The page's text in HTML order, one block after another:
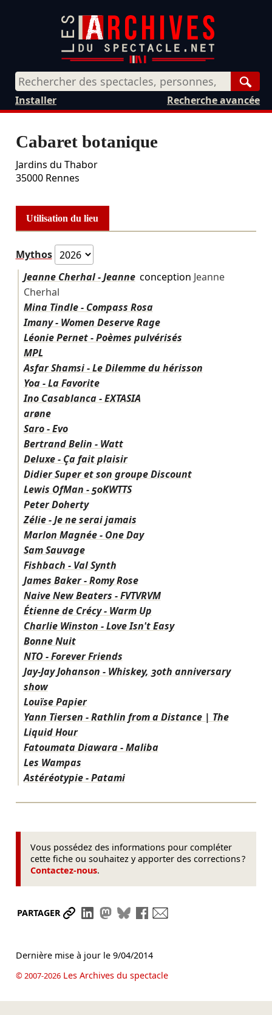
Recherche avancée
Installer
Cabaret botanique
Jardins du Thabor
35000 Rennes
Utilisation du lieu
Mythos
Jeanne Cherhal - Jeanneconception Jeanne
Cherhal
Mina Tindle - Compass Rosa
Imany - Women Deserve Rage
Léonie Pernet - Poèmes pulvérisés
MPL
Asfar Shamsi - Le Dilemme du hérisson
Yoa - La Favorite
Ino Casablanca - EXTASIA
arøne
Saro - Evo
Bertrand Belin - Watt
Deluxe - Ça fait plaisir
Didier Super et son groupe Discount
Lewis OfMan - 50KWTTS
Peter Doherty
Zélie - Je ne serai jamais
Marlon Magnée - One Day
Sam Sauvage
Fishbach - Val Synth
James Baker - Romy Rose
Naive New Beaters - FVTVRVM
Étienne de Crécy - Warm Up
Charlie Winston - Love Isn't Easy
Bonne Nuit
NTO - Forever Friends
Jay-Jay Johanson - Whiskey, 30th anniversary
show
Louïse Papier
Yann Tiersen - Rathlin from a Distance | The
Liquid Hour
Fatoumata Diawara - Maliba
Les Wampas
Astéréotypie - Patami
Vous possédez des informations pour compléter
cette fiche ou souhaitez y apporter des corrections ?
Contactez-nous.
PARTAGER Partager le lien
Partager sur LinkedIn
Partager sur Mastodon
Partager sur Bluesky
Partager sur Facebook
Dernière mise à jour le 9/04/2014
© 2007-2026Les Archives du spectacle